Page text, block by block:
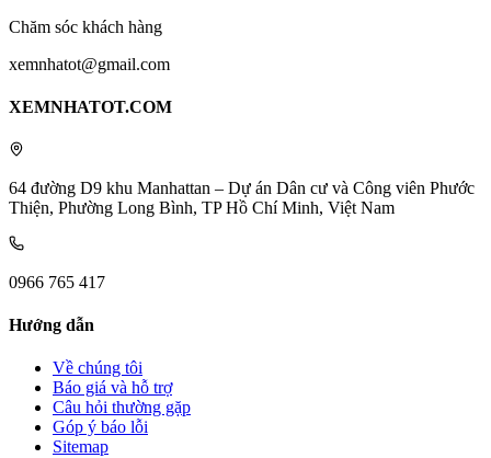
Chăm sóc khách hàng
xemnhatot@gmail.com
XEMNHATOT.COM
64 đường D9 khu Manhattan – Dự án Dân cư và Công viên Phước
Thiện, Phường Long Bình, TP Hồ Chí Minh, Việt Nam
0966 765 417
Hướng dẫn
Về chúng tôi
Báo giá và hỗ trợ
Câu hỏi thường gặp
Góp ý báo lỗi
Sitemap